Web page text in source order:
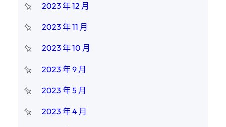
2023 年 12 月
2023 年 11 月
2023 年 10 月
2023 年 9 月
2023 年 5 月
2023 年 4 月